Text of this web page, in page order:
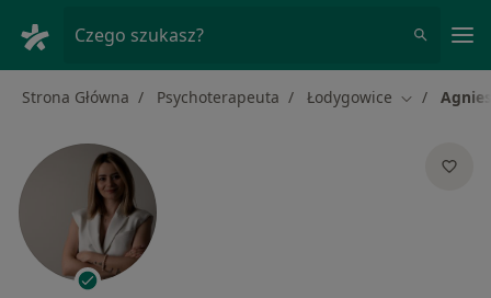
Czego szukasz?
Strona Główna Psychoterapeuta Łodygowice Zmień